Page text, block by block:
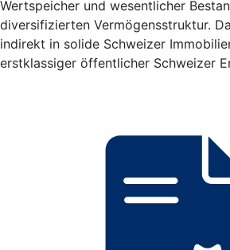
Wertspeicher und wesentlicher
diversifizierten Vermögensstruktur.
indirekt in solide Schweizer
erstklassiger öffentlicher Schweizer